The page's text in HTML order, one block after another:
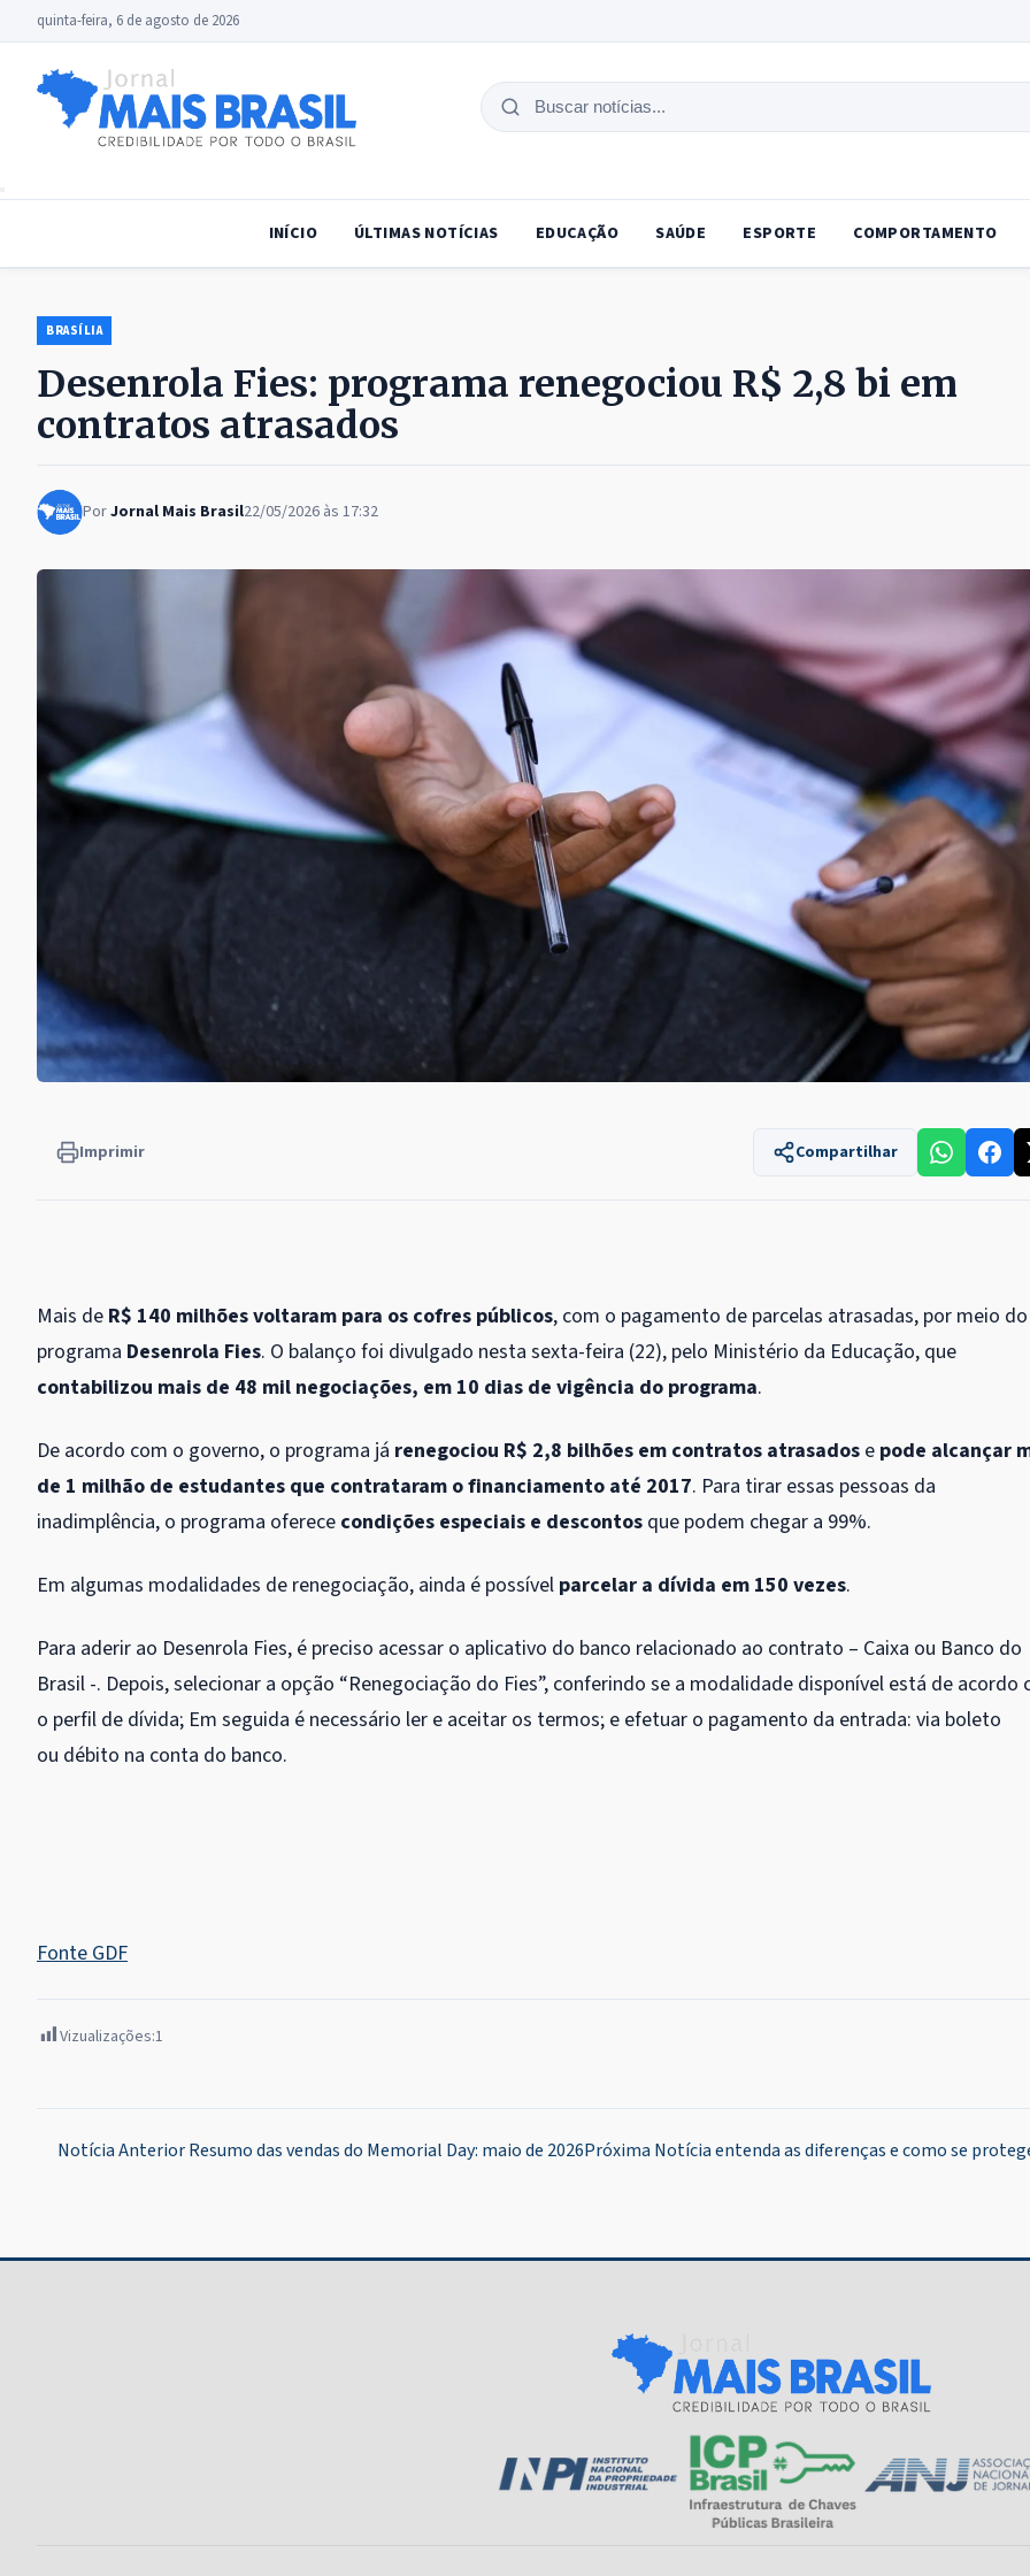
quinta-feira, 6 de agosto de 2026
Buscar
INÍCIO ÚLTIMAS NOTÍCIAS EDUCAÇÃO SAÚDE ESPORTE COMPORTAMENTO
BRASÍLIA
Desenrola Fies: programa renegociou R$ 2,8 bi em
contratos atrasados
PorJornal Mais Brasil22/05/2026 às 17:32
Imprimir Compartilhar
Mais de R$ 140 milhões voltaram para os cofres públicos, com o pagamento de parcelas atrasadas, por meio do
programa Desenrola Fies. O balanço foi divulgado nesta sexta-feira (22), pelo Ministério da Educação, que
contabilizou mais de 48 mil negociações, em 10 dias de vigência do programa.
De acordo com o governo, o programa já renegociou R$ 2,8 bilhões em contratos atrasados e pode alcançar
de 1 milhão de estudantes que contrataram o financiamento até 2017. Para tirar essas pessoas da
inadimplência, o programa oferece condições especiais e descontos que podem chegar a 99%.
Em algumas modalidades de renegociação, ainda é possível parcelar a dívida em 150 vezes.
Para aderir ao Desenrola Fies, é preciso acessar o aplicativo do banco relacionado ao contrato – Caixa ou Banco do
Brasil -. Depois, selecionar a opção “Renegociação do Fies”, conferindo se a modalidade disponível está de acordo
o perfil de dívida; Em seguida é necessário ler e aceitar os termos; e efetuar o pagamento da entrada: via boleto
ou débito na conta do banco.
Fonte GDF
Vizualizações:1
Navegação
Notícia Anterior Resumo das vendas do Memorial Day: maio de 2026Próxima Notíciaentenda as diferenças e como se